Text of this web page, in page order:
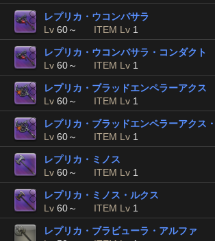
レプリカ・ウコンバサラ
Lv 60～ ITEM Lv 1
レプリカ・ウコンバサラ・コンダクト
Lv 60～ ITEM Lv 1
レプリカ・ブラッドエンペラーアクス
Lv 60～ ITEM Lv 1
レプリカ・ブラッドエンペラーアクス
Lv 60～ ITEM Lv 1
レプリカ・ミノス
Lv 60～ ITEM Lv 1
レプリカ・ミノス・ルクス
Lv 60～ ITEM Lv 1
レプリカ・ブラビューラ・アルファ